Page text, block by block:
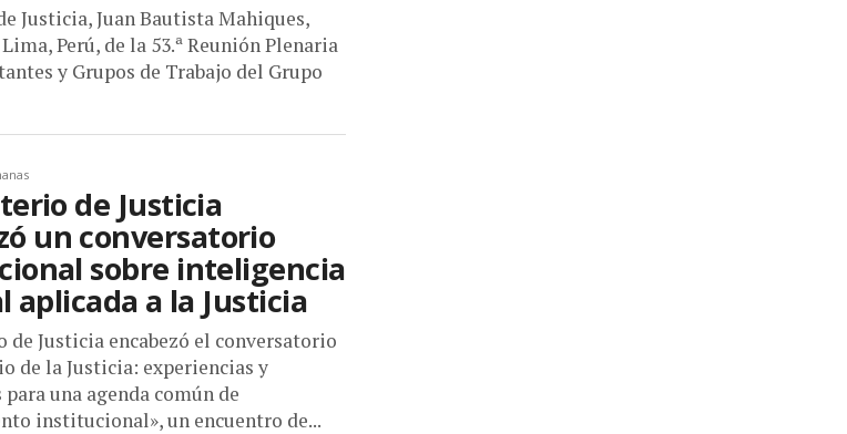
Justicia, Juan Bautista Mahiques,
Perú, de la 53.ª Reunión Plenaria
y Grupos de Trabajo del Grupo
de Justicia
un conversatorio
sobre inteligencia
aplicada a la Justicia
Justicia encabezó el conversatorio
de la Justicia: experiencias y
una agenda común de
institucional», un encuentro de...